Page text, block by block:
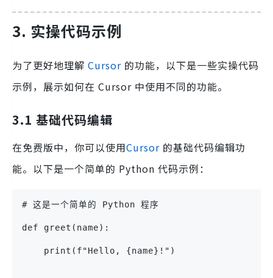
3. 实操代码示例
为了更好地理解 Cursor 的功能，以下是一些实操代码
示例，展示如何在 Cursor 中使用不同的功能。
3.1 基础代码编辑
在免费版中，你可以使用Cursor 的基础代码编辑功
能。以下是一个简单的 Python 代码示例：
# 这是一个简单的 Python 程序
def greet(name):
    print(f"Hello, {name}!")